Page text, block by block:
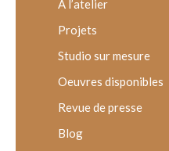
À l’atelier
Projets
Studio sur mesure
Oeuvres disponibles
Revue de presse
Blog